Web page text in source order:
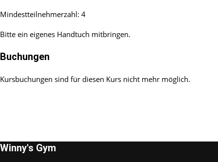
Mindestteilnehmerzahl: 4
Bitte ein eigenes Handtuch mitbringen.
Buchungen
Kursbuchungen sind für diesen Kurs nicht mehr möglich.
Winny's Gym